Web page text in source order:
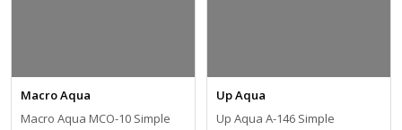
Macro Aqua
Macro Aqua MCO-10 Simple
Up Aqua
Up Aqua A-146 Simple